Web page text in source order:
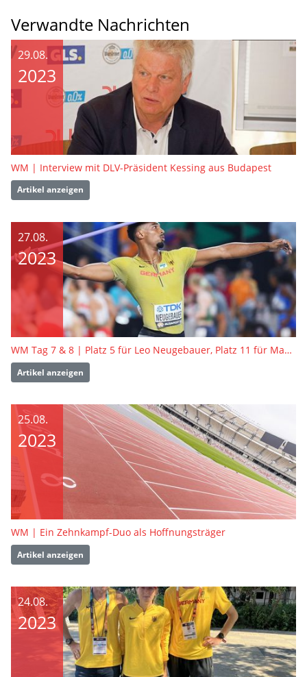
Verwandte Nachrichten
29.08.
2023
WM | Interview mit DLV-Präsident Kessing aus Budapest
Artikel anzeigen
27.08.
2023
WM Tag 7 & 8 | Platz 5 für Leo Neugebauer, Platz 11 für Manuel Eitel - so verlief der Zehnkampf
Artikel anzeigen
25.08.
2023
WM | Ein Zehnkampf-Duo als Hoffnungsträger
Artikel anzeigen
24.08.
2023